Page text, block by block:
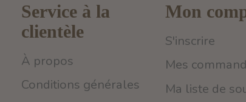
Service à la
clientèle
À propos
Conditions générales
Mon
S'inscrire
Mes
Ma liste de